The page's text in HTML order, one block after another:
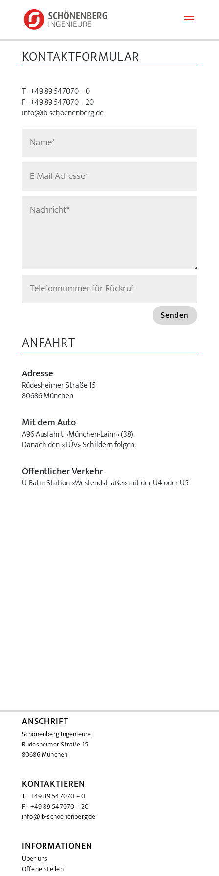
KONTAKTFORMULAR
T +49 89 547070 – 0
F +49 89 547070 – 20
info@ib-schoenenberg.de
Senden
ANFAHRT
Adresse
Rüdesheimer Straße 15
80686 München
Mit dem Auto
A96 Ausfahrt «München-Laim» (38).
Danach den «TÜV» Schildern folgen.
Öffentlicher Verkehr
U-Bahn Station «Westendstraße» mit der U4 oder U5
ANSCHRIFT
Schönenberg Ingenieure
Rüdesheimer Straße 15
80686 München
KONTAKTIEREN
T +49 89 547070 – 0
F +49 89 547070 – 20
info@ib-schoenenberg.de
INFORMATIONEN
Über uns
Offene Stellen